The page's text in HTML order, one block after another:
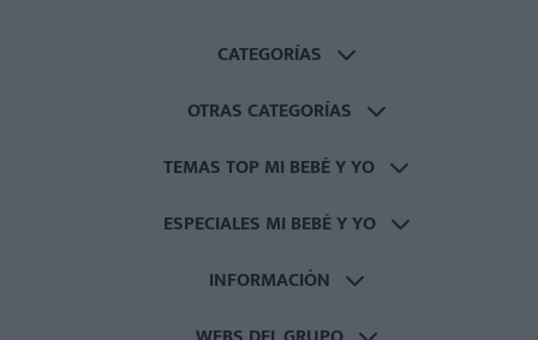
CATEGORÍAS
OTRAS CATEGORÍAS
TEMAS TOP MI BEBÉ Y YO
ESPECIALES MI BEBÉ Y YO
INFORMACIÓN